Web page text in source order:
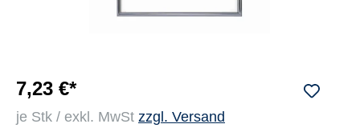
7,23 €*
je Stk / exkl. MwSt zzgl. Versand